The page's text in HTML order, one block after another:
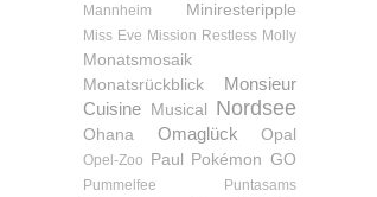
Mannheim
Miniresteripple
Miss Eve Mission Restless Molly
Monatsmosaik
Monatsrückblick
Monsieur
Cuisine
Musical Nordsee
Ohana Omaglück Opal
Opel-Zoo Paul Pokémon GO
Pummelfee
Puntasams